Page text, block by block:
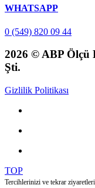
WHATSAPP
0 (549) 820 09 44
2026 © ABP Ölçü
Şti.
Gizlilik Politikası
TOP
Tercihlerinizi ve tekrar